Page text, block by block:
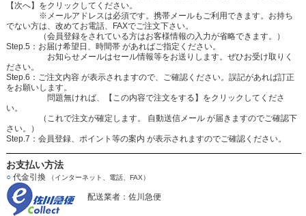
【次へ】をクリックしてください。
※メールアドレスは必須です。携帯メールもご利用できます。お持ち
でない方は、改めてお電話、FAXでご注文下さい。
（会員登録をされている方はお客様情報の入力が省略できます。）
Step.5：お届け希望日、時間帯 があればご指定ください。
お知らせメールはセール情報等をお送りします。ぜひお受け取りく
ださい。
Step.6：ご注文内容 が表示されますので、ご確認ください。誤記があれば訂正
をお願いします。
問題無ければ、【この内容で注文をする】をクリックしてくださ
い。
（これで注文が確定します。 自動送信メール が届きますのでご確認下
さい。）
Step.7：会員登録、ポイント等の案内 が表示されますのでご確認ください。
お支払い方法
○代金引換 （インターネット、電話、FAX）
配送業者：佐川急便